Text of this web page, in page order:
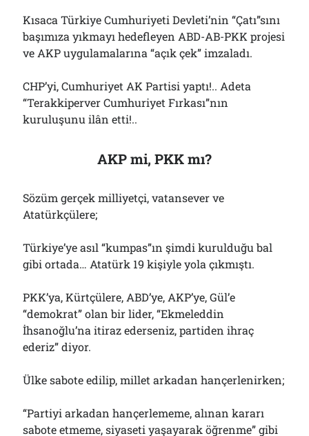
Kısaca Türkiye Cumhuriyeti Devleti’nin “Çatı”sını
başımıza yıkmayı hedefleyen ABD-AB-PKK projesi
ve AKP uygulamalarına “açık çek” imzaladı.
CHP’yi, Cumhuriyet AK Partisi yaptı!.. Adeta
“Terakkiperver Cumhuriyet Fırkası”nın
kuruluşunu ilân etti!..
AKP mi, PKK mı?
Sözüm gerçek milliyetçi, vatansever ve
Atatürkçülere;
Türkiye’ye asıl “kumpas”ın şimdi kurulduğu bal
gibi ortada… Atatürk 19 kişiyle yola çıkmıştı.
PKK’ya, Kürtçülere, ABD’ye, AKP’ye, Gül’e
“demokrat” olan bir lider, “Ekmeleddin
İhsanoğlu’na itiraz ederseniz, partiden ihraç
ederiz” diyor.
Ülke sabote edilip, millet arkadan hançerlenirken;
“Partiyi arkadan hançerlememe, alınan kararı
sabote etmeme, siyaseti yaşayarak öğrenme” gibi